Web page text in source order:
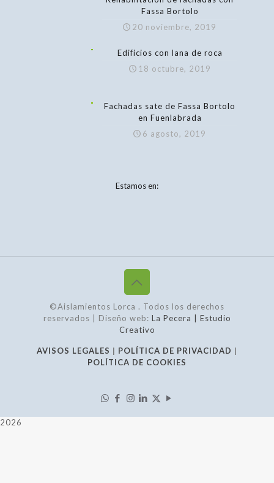
Fassa Bortolo
20 noviembre, 2019
Edificios con lana de roca
18 octubre, 2019
Fachadas sate de Fassa Bortolo
en Fuenlabrada
6 agosto, 2019
Estamos en:
©Aislamientos Lorca . Todos los derechos
reservados | Diseño web: La Pecera | Estudio
Creativo
AVISOS LEGALES | POLÍTICA DE PRIVACIDAD |
POLÍTICA DE COOKIES
2026